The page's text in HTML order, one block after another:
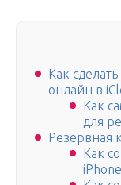
Как
онлайн в
Как
для
Резервная
Как